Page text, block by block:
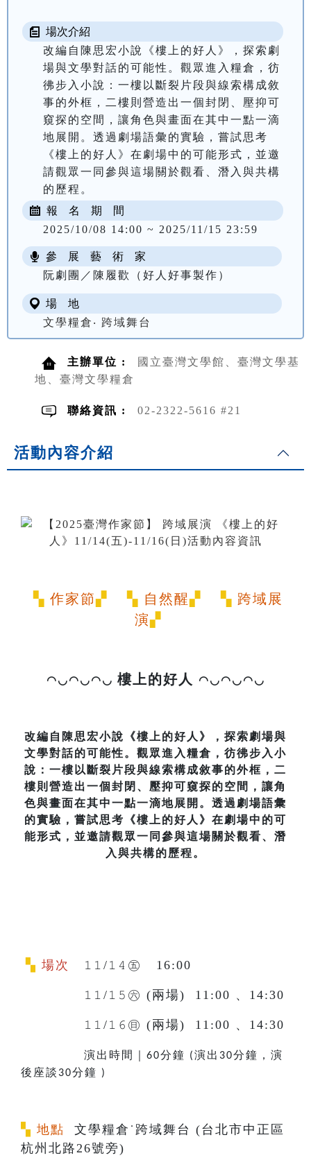
場次介紹
改編自陳思宏小說《樓上的好人》，探索劇
場與文學對話的可能性。觀眾進入糧倉，彷
彿步入小說：一樓以斷裂片段與線索構成敘
事的外框，二樓則營造出一個封閉、壓抑可
窺探的空間，讓角色與畫面在其中一點一滴
地展開。透過劇場語彙的實驗，嘗試思考
《樓上的好人》在劇場中的可能形式，並邀
請觀眾一同參與這場關於觀看、潛入與共構
的歷程。
報 名 期 間
2025/10/08 14:00 ~ 2025/11/15 23:59
參 展 藝 術 家
阮劇團／陳履歡（好人好事製作）
場 地
文學糧倉‧ 跨域舞台
主辦單位 :
國立臺灣文學館、臺灣文學基
地、臺灣文學糧倉
聯絡資訊 : 02-2322-5616 #21
活動內容介紹
▚ 作家節▞ ▚ 自然醒▞ ▚ 跨域展
演▞
◠◡◠◡◠◡ 樓上的好人 ◠◡◠◡◠◡
改編自陳思宏小說《樓上的好人》，探索劇場與
文學對話的可能性。觀眾進入糧倉，彷彿步入小
說：一樓以斷裂片段與線索構成敘事的外框，二
樓則營造出一個封閉、壓抑可窺探的空間，讓角
色與畫面在其中一點一滴地展開。透過劇場語彙
的實驗，嘗試思考《樓上的好人》在劇場中的可
能形式，並邀請觀眾一同參與這場關於觀看、潛
入與共構的歷程。
▚ 場次 𝟷𝟷/𝟷𝟺㊄ 16:00
𝟷𝟷/𝟷𝟻㊅ (兩場) 11:00 、14:30
𝟷𝟷/𝟷𝟼㊐ (兩場) 11:00 、14:30
演出時間｜ 60分鐘 (演出 30分鐘，演
後座談 30分鐘 )
▚ 地點 文學糧倉˙跨域舞台 (台北市中正區
杭州北路26號旁)